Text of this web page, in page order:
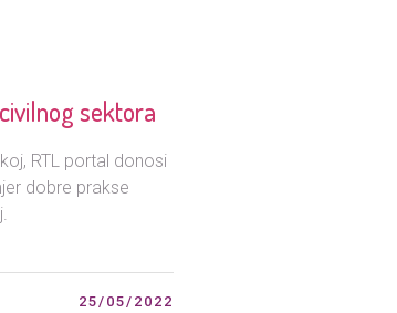
sektora
RTL portal donosi
dobre prakse
25/05/2022